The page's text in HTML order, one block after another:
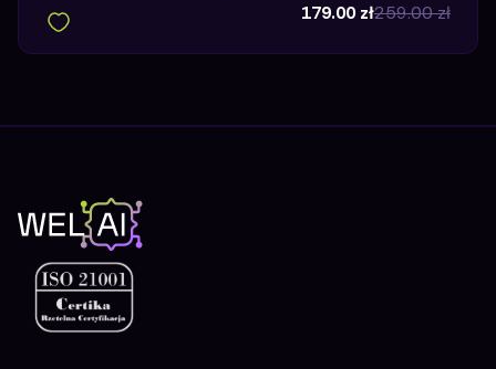
179.00 zł259.00zł